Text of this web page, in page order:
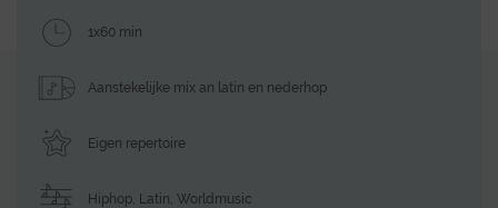
1x60 min
Aanstekelijke mix an latin en nederhop
Eigen repertoire
Hiphop, Latin, Worldmusic